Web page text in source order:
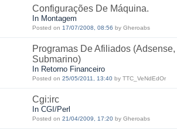
Configurações De Máquina.
In Montagem
Posted on 17/07/2008, 08:56 by Gheroabs
Programas De Afiliados
Submarino)
In Retorno Financeiro
Posted on 25/05/2011, 13:40 by TTC_VeNdEdOr
Cgi:irc
In CGI/Perl
Posted on 21/04/2009, 17:20 by Gheroabs